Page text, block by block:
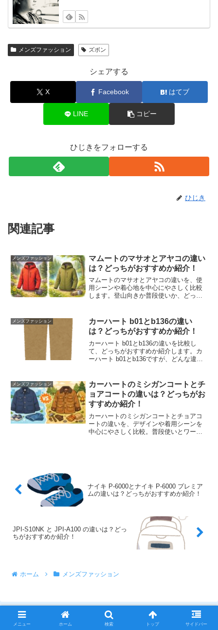
メンズファッション ズボン
シェアする
X Facebook はてブ
LINE コピー
ひじきをフォローする
ひじき
関連記事
メンズファッション
マムートのマサオとアヤコの違い
は？どっちがおすすめか紹介！
マムートのマサオとアヤコの違いを、使
用シーンや着心地を中心にやさしく比較
します。登山向きか普段使いか、どっち
メンズファッション
カーハート b01とb136の違い
は？どっちがおすすめか紹介！
カーハート b01とb136の違いを比較し
て、どっちがおすすめか紹介します。カ
ーハート b01とb136ですが、どんな違い
を調べてみました。カーハート b01と...
メンズファッション
カーハートのミシガンコートとチ
ョアコートの違いは？どっちがお
すすめか紹介！
カーハートのミシガンコートとチョアコ
ートの違いを、デザインや着用シーンを
中心にやさしく比較。普段使いとワーク
ナイキ P-6000とナイキ P-6000 プレミア
ムの違いは？どっちがおすすめか紹介！
JPI-S10NK と JPI-A100 の違いは？どっ
ちがおすすめか紹介！
ホーム メンズファッション
メニュー ホーム 検索 トップ サイドバー